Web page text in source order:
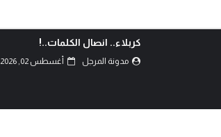
السعودية تقرر التصعيد
والمواجهة..!